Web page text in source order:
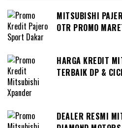
MITSUBISHI
OTR PROMO
HARGA KREDIT
TERBAIK DP &
DEALER RESMI